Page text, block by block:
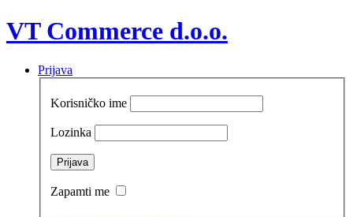
VT Commerce d.o.o.
Prijava
Korisničko ime
Lozinka
Zapamti me